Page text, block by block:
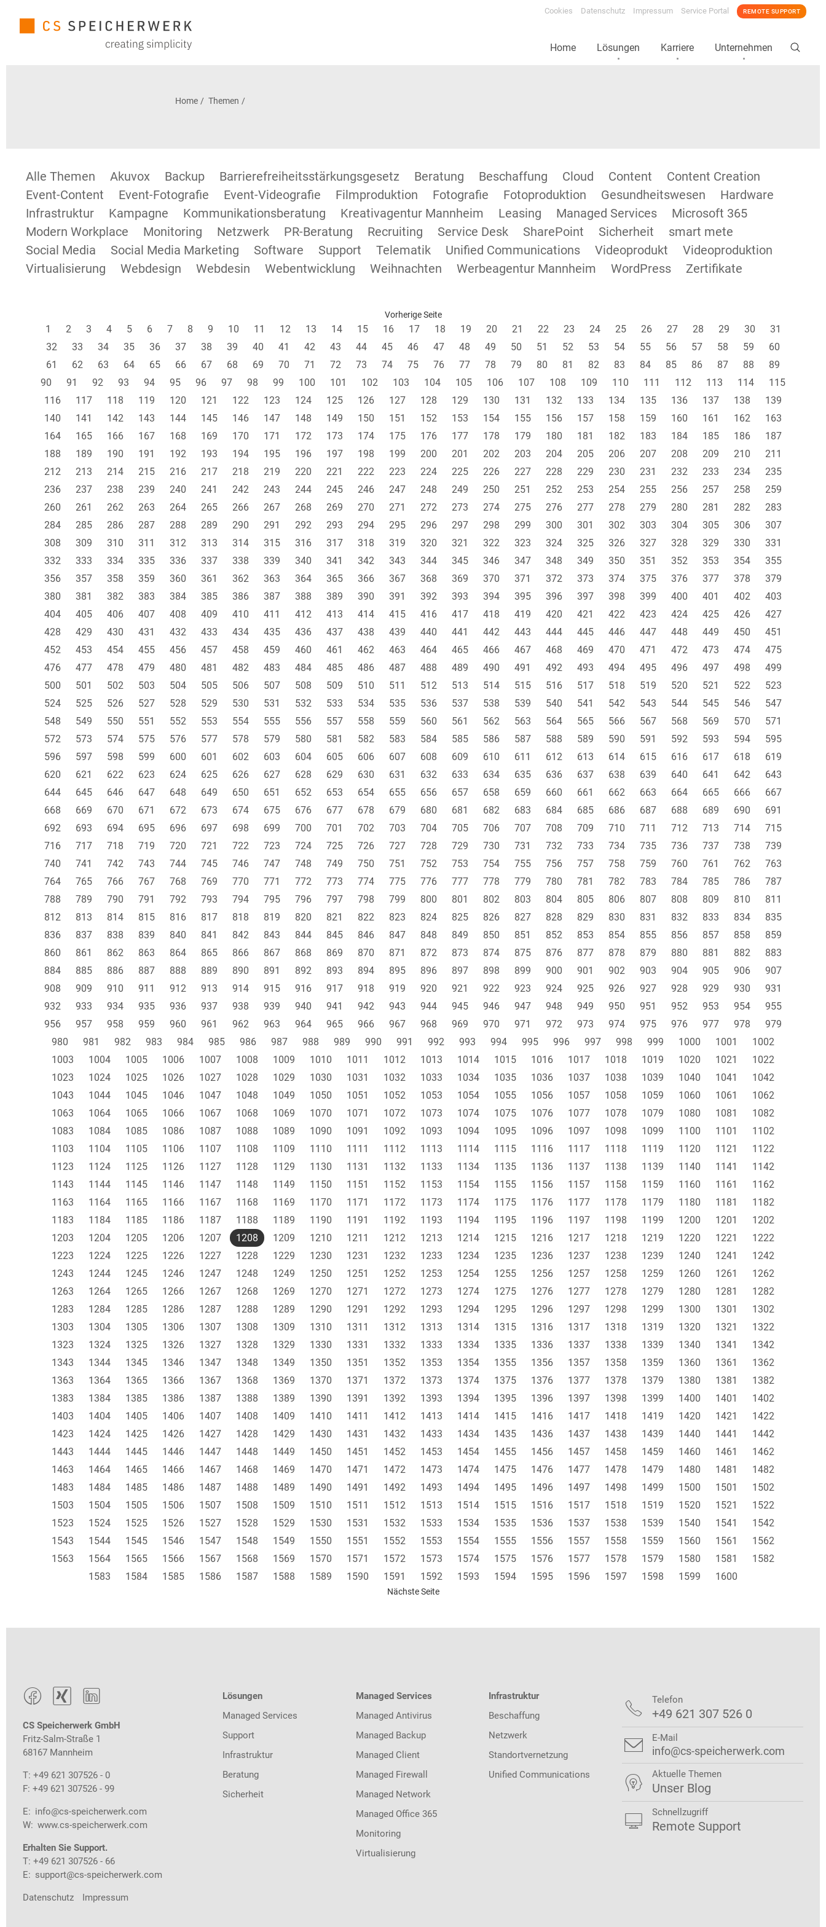
Cookies Datenschutz Impressum Service Portal REMOTE SUPPORT
Home Lösungen Karriere Unternehmen
Home Themen
Alle Themen Akuvox Backup Barrierefreiheitsstärkungsgesetz Beratung Beschaffung Cloud Content
Content Creation
Event-Content
Event-Fotografie Event-Videografie Filmproduktion Fotografie Fotoproduktion Gesundheitswesen
Hardware
Infrastruktur
Kampagne Kommunikationsberatung Kreativagentur Mannheim Leasing Managed Services
Microsoft 365
Modern Workplace
Monitoring Netzwerk PR-Beratung Recruiting Service Desk SharePoint Sicherheit
smart mete
Social Media
Social Media Marketing Software Support Telematik Unified Communications Videoprodukt
Videoproduktion
Virtualisierung
Webdesign Webdesin Webentwicklung Weihnachten Werbeagentur Mannheim WordPress Zertifikate
Vorherige Seite
1 2 3 4 5 6 7 8 9 10 11 12 13 14 15 16 17 18 19 20 21 22 23 24 25 26 27 28 29 30
31
32
33 34 35 36 37 38 39 40 41 42 43 44 45 46 47 48 49 50 51 52 53 54 55 56 57 58 59
60
61
62 63 64 65 66 67 68 69 70 71 72 73 74 75 76 77 78 79 80 81 82 83 84 85 86 87 88
89
90
91 92 93 94 95 96 97 98 99 100 101 102 103 104 105 106 107 108 109 110 111 112 113 114
115
116
117 118 119 120 121 122 123 124 125 126 127 128 129 130 131 132 133 134 135 136 137 138
139
140
141 142 143 144 145 146 147 148 149 150 151 152 153 154 155 156 157 158 159 160 161 162
163
164
165 166 167 168 169 170 171 172 173 174 175 176 177 178 179 180 181 182 183 184 185 186
187
188
189 190 191 192 193 194 195 196 197 198 199 200 201 202 203 204 205 206 207 208 209 210
211
212
213 214 215 216 217 218 219 220 221 222 223 224 225 226 227 228 229 230 231 232 233 234
235
236
237 238 239 240 241 242 243 244 245 246 247 248 249 250 251 252 253 254 255 256 257 258
259
260
261 262 263 264 265 266 267 268 269 270 271 272 273 274 275 276 277 278 279 280 281 282
283
284
285 286 287 288 289 290 291 292 293 294 295 296 297 298 299 300 301 302 303 304 305 306
307
308
309 310 311 312 313 314 315 316 317 318 319 320 321 322 323 324 325 326 327 328 329 330
331
332
333 334 335 336 337 338 339 340 341 342 343 344 345 346 347 348 349 350 351 352 353 354
355
356
357 358 359 360 361 362 363 364 365 366 367 368 369 370 371 372 373 374 375 376 377 378
379
380
381 382 383 384 385 386 387 388 389 390 391 392 393 394 395 396 397 398 399 400 401 402
403
404
405 406 407 408 409 410 411 412 413 414 415 416 417 418 419 420 421 422 423 424 425 426
427
428
429 430 431 432 433 434 435 436 437 438 439 440 441 442 443 444 445 446 447 448 449 450
451
452
453 454 455 456 457 458 459 460 461 462 463 464 465 466 467 468 469 470 471 472 473 474
475
476
477 478 479 480 481 482 483 484 485 486 487 488 489 490 491 492 493 494 495 496 497 498
499
500
501 502 503 504 505 506 507 508 509 510 511 512 513 514 515 516 517 518 519 520 521 522
523
524
525 526 527 528 529 530 531 532 533 534 535 536 537 538 539 540 541 542 543 544 545 546
547
548
549 550 551 552 553 554 555 556 557 558 559 560 561 562 563 564 565 566 567 568 569 570
571
572
573 574 575 576 577 578 579 580 581 582 583 584 585 586 587 588 589 590 591 592 593 594
595
596
597 598 599 600 601 602 603 604 605 606 607 608 609 610 611 612 613 614 615 616 617 618
619
620
621 622 623 624 625 626 627 628 629 630 631 632 633 634 635 636 637 638 639 640 641 642
643
644
645 646 647 648 649 650 651 652 653 654 655 656 657 658 659 660 661 662 663 664 665 666
667
668
669 670 671 672 673 674 675 676 677 678 679 680 681 682 683 684 685 686 687 688 689 690
691
692
693 694 695 696 697 698 699 700 701 702 703 704 705 706 707 708 709 710 711 712 713 714
715
716
717 718 719 720 721 722 723 724 725 726 727 728 729 730 731 732 733 734 735 736 737 738
739
740
741 742 743 744 745 746 747 748 749 750 751 752 753 754 755 756 757 758 759 760 761 762
763
764
765 766 767 768 769 770 771 772 773 774 775 776 777 778 779 780 781 782 783 784 785 786
787
788
789 790 791 792 793 794 795 796 797 798 799 800 801 802 803 804 805 806 807 808 809 810
811
812
813 814 815 816 817 818 819 820 821 822 823 824 825 826 827 828 829 830 831 832 833 834
835
836
837 838 839 840 841 842 843 844 845 846 847 848 849 850 851 852 853 854 855 856 857 858
859
860
861 862 863 864 865 866 867 868 869 870 871 872 873 874 875 876 877 878 879 880 881 882
883
884
885 886 887 888 889 890 891 892 893 894 895 896 897 898 899 900 901 902 903 904 905 906
907
908
909 910 911 912 913 914 915 916 917 918 919 920 921 922 923 924 925 926 927 928 929 930
931
932
933 934 935 936 937 938 939 940 941 942 943 944 945 946 947 948 949 950 951 952 953 954
955
956
957 958 959 960 961 962 963 964 965 966 967 968 969 970 971 972 973 974 975 976 977 978
979
980
981 982 983 984 985 986 987 988 989 990 991 992 993 994 995 996 997 998 999 1000 1001
1002
1003
1004 1005 1006 1007 1008 1009 1010 1011 1012 1013 1014 1015 1016 1017 1018 1019 1020 1021
1022
1023
1024 1025 1026 1027 1028 1029 1030 1031 1032 1033 1034 1035 1036 1037 1038 1039 1040 1041
1042
1043
1044 1045 1046 1047 1048 1049 1050 1051 1052 1053 1054 1055 1056 1057 1058 1059 1060 1061
1062
1063
1064 1065 1066 1067 1068 1069 1070 1071 1072 1073 1074 1075 1076 1077 1078 1079 1080 1081
1082
1083
1084 1085 1086 1087 1088 1089 1090 1091 1092 1093 1094 1095 1096 1097 1098 1099 1100 1101
1102
1103
1104 1105 1106 1107 1108 1109 1110 1111 1112 1113 1114 1115 1116 1117 1118 1119 1120 1121
1122
1123
1124 1125 1126 1127 1128 1129 1130 1131 1132 1133 1134 1135 1136 1137 1138 1139 1140 1141
1142
1143
1144 1145 1146 1147 1148 1149 1150 1151 1152 1153 1154 1155 1156 1157 1158 1159 1160 1161
1162
1163
1164 1165 1166 1167 1168 1169 1170 1171 1172 1173 1174 1175 1176 1177 1178 1179 1180 1181
1182
1183
1184 1185 1186 1187 1188 1189 1190 1191 1192 1193 1194 1195 1196 1197 1198 1199 1200 1201
1202
1203
1204 1205 1206 1207 1208 1209 1210 1211 1212 1213 1214 1215 1216 1217 1218 1219 1220 1221
1222
1223
1224 1225 1226 1227 1228 1229 1230 1231 1232 1233 1234 1235 1236 1237 1238 1239 1240 1241
1242
1243
1244 1245 1246 1247 1248 1249 1250 1251 1252 1253 1254 1255 1256 1257 1258 1259 1260 1261
1262
1263
1264 1265 1266 1267 1268 1269 1270 1271 1272 1273 1274 1275 1276 1277 1278 1279 1280 1281
1282
1283
1284 1285 1286 1287 1288 1289 1290 1291 1292 1293 1294 1295 1296 1297 1298 1299 1300 1301
1302
1303
1304 1305 1306 1307 1308 1309 1310 1311 1312 1313 1314 1315 1316 1317 1318 1319 1320 1321
1322
1323
1324 1325 1326 1327 1328 1329 1330 1331 1332 1333 1334 1335 1336 1337 1338 1339 1340 1341
1342
1343
1344 1345 1346 1347 1348 1349 1350 1351 1352 1353 1354 1355 1356 1357 1358 1359 1360 1361
1362
1363
1364 1365 1366 1367 1368 1369 1370 1371 1372 1373 1374 1375 1376 1377 1378 1379 1380 1381
1382
1383
1384 1385 1386 1387 1388 1389 1390 1391 1392 1393 1394 1395 1396 1397 1398 1399 1400 1401
1402
1403
1404 1405 1406 1407 1408 1409 1410 1411 1412 1413 1414 1415 1416 1417 1418 1419 1420 1421
1422
1423
1424 1425 1426 1427 1428 1429 1430 1431 1432 1433 1434 1435 1436 1437 1438 1439 1440 1441
1442
1443
1444 1445 1446 1447 1448 1449 1450 1451 1452 1453 1454 1455 1456 1457 1458 1459 1460 1461
1462
1463
1464 1465 1466 1467 1468 1469 1470 1471 1472 1473 1474 1475 1476 1477 1478 1479 1480 1481
1482
1483
1484 1485 1486 1487 1488 1489 1490 1491 1492 1493 1494 1495 1496 1497 1498 1499 1500 1501
1502
1503
1504 1505 1506 1507 1508 1509 1510 1511 1512 1513 1514 1515 1516 1517 1518 1519 1520 1521
1522
1523
1524 1525 1526 1527 1528 1529 1530 1531 1532 1533 1534 1535 1536 1537 1538 1539 1540 1541
1542
1543
1544 1545 1546 1547 1548 1549 1550 1551 1552 1553 1554 1555 1556 1557 1558 1559 1560 1561
1562
1563
1564 1565 1566 1567 1568 1569 1570 1571 1572 1573 1574 1575 1576 1577 1578 1579 1580 1581
1582
1583
1584 1585 1586 1587 1588 1589 1590 1591 1592 1593 1594 1595 1596 1597 1598 1599 1600
Nächste Seite
  
CS Speicherwerk GmbH
Fritz-Salm-Straße 1
68167 Mannheim
T: +49 621 307526 - 0
F: +49 621 307526 - 99
E: info@cs-speicherwerk.com
W: www.cs-speicherwerk.com
Erhalten Sie Support.
T: +49 621 307526 - 66
E: support@cs-speicherwerk.com
Datenschutz Impressum
Lösungen
Managed Services
Support
Infrastruktur
Beratung
Sicherheit
Managed Services
Managed Antivirus
Managed Backup
Managed Client
Managed Firewall
Managed Network
Managed Office 365
Monitoring
Virtualisierung
Infrastruktur
Beschaffung
Netzwerk
Standortvernetzung
Unified Communications
 Telefon
+49 621 307 526 0
 E-Mail
info@cs-speicherwerk.com
 Aktuelle Themen
Unser Blog
 Schnellzugriff
Remote Support